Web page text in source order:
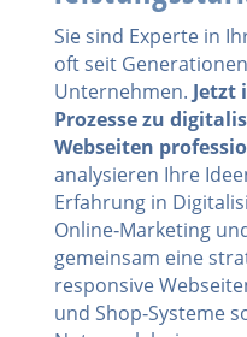
Sie sind Experte in
oft seit
Unternehmen. Jetzt
Prozesse zu
Webseiten
analysieren Ihre
Erfahrung in
Online‑Marketing
gemeinsam eine
responsive
und Shop‑Systeme